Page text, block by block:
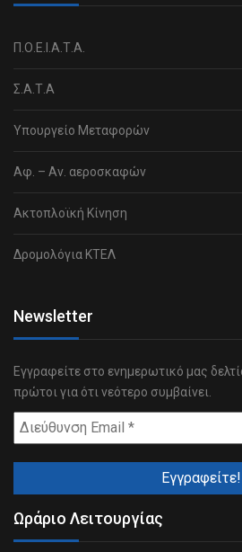
Π.Ο.Ε.Ι.Α.Τ.Α.
Σ.Α.Τ.Α
Υπουργείο Μεταφορών
Αφ. – Αν. αεροσκαφών
Ακτοπλοϊκή Κίνηση
Δρομολόγια ΚΤΕΛ
Newsletter
Εγγραφείτε στο ενημερωτικό μας
πρώτοι για ότι νεότερο συμβαίνει.
Ωράριο Λειτουργίας